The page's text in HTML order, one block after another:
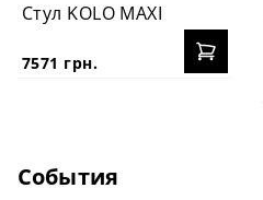
Стул KOLO MAXI
7571 грн.
События